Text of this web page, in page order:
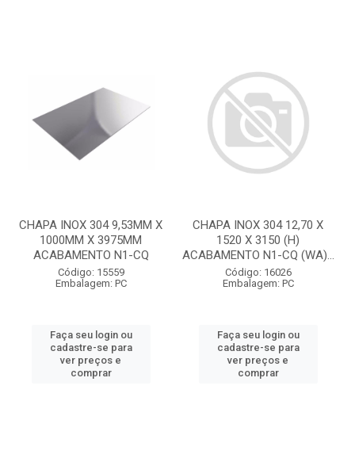
CHAPA INOX 304 9,53MM X
1000MM X 3975MM
ACABAMENTO N1-CQ
Código: 15559
Embalagem: PC
Faça seu login ou
cadastre-se para
ver preços e
comprar
CHAPA INOX 304 12,70 X
1520 X 3150 (H)
ACABAMENTO N1-CQ (WA)...
Código: 16026
Embalagem: PC
Faça seu login ou
cadastre-se para
ver preços e
comprar